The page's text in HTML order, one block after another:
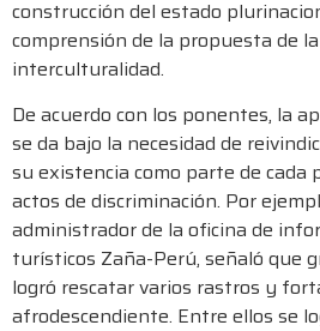
construcción del estado
comprensión de la propuesta de
interculturalidad.
De acuerdo con los ponentes, la
se da bajo la necesidad de
su existencia como parte de cada
actos de discriminación. Por
administrador de la oficina de
turísticos Zaña-Perú, señaló que
logró rescatar varios rastros y
afrodescendiente. Entre ellos se